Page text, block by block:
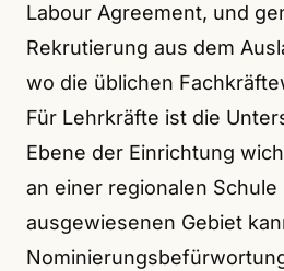
Labour Agreement, und
Rekrutierung aus dem
wo die üblichen
Für Lehrkräfte ist die
Ebene der Einrichtung
an einer regionalen Schule
ausgewiesenen Gebiet